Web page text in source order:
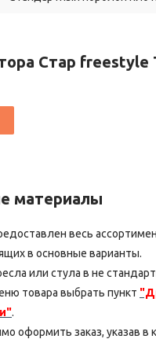
Стар freestyle
материалы
весь
в основные варианты.
или стула в не
товара выбрать пункт
.
оформить заказ, указав в